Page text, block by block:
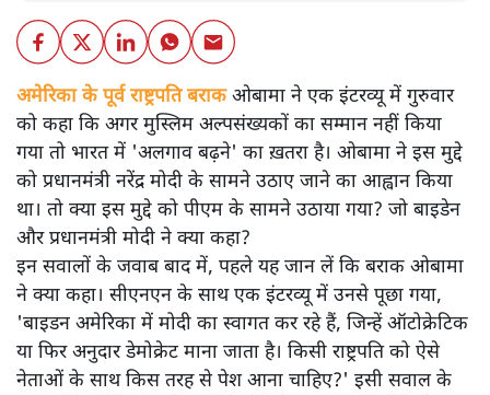
अमेरिका के पूर्व राष्ट्रपति बराकओबामा ने एक इंटरव्यू में गुरुवार
को कहा कि अगर मुस्लिम अल्पसंख्यकों का सम्मान नहीं किया
गया तो भारत में 'अलगाव बढ़ने' का ख़तरा है। ओबामा ने इस मुद्दे
को प्रधानमंत्री नरेंद्र मोदी के सामने उठाए जाने का आह्वान किया
था। तो क्या इस मुद्दे को पीएम के सामने उठाया गया? जो बाइडेन
और प्रधानमंत्री मोदी ने क्या कहा?
इन सवालों के जवाब बाद में, पहले यह जान लें कि बराक ओबामा
ने क्या कहा। सीएनएन के साथ एक इंटरव्यू में उनसे पूछा गया,
'बाइडन अमेरिका में मोदी का स्वागत कर रहे हैं, जिन्हें ऑटोक्रेटिक
या फिर अनुदार डेमोक्रेट माना जाता है। किसी राष्ट्रपति को ऐसे
नेताओं के साथ किस तरह से पेश आना चाहिए?' इसी सवाल के